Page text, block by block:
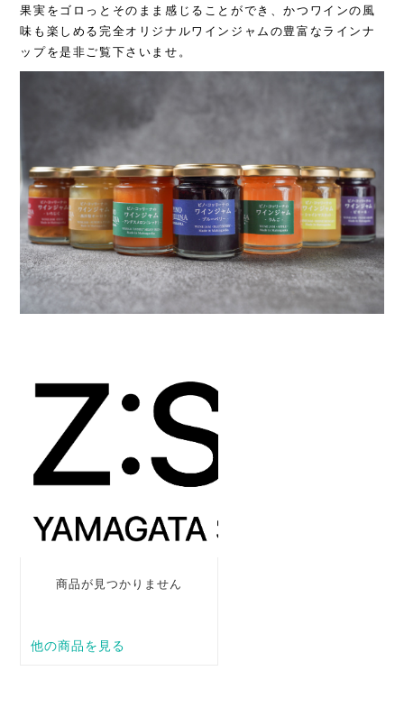
果実をゴロっとそのまま感じることができ、かつワインの風
味も楽しめる完全オリジナルワインジャムの豊富なラインナ
ップを是非ご覧下さいませ。